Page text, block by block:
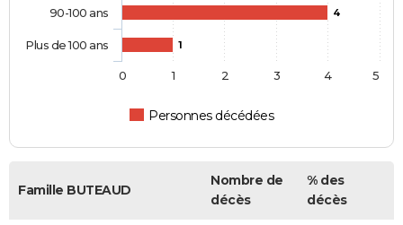
4
1
Personnes décédées
90-100 ans
Plus de 100 ans
0 1 2 3 4 5
Famille BUTEAUD
Nombre de
décès
% des
décès